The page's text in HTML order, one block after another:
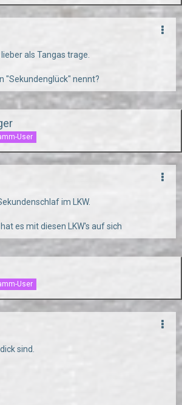
als Tangas trage.
"Sekundenglück" nennt?
User
im LKW.
es mit diesen LKW's auf sich
User
sind.